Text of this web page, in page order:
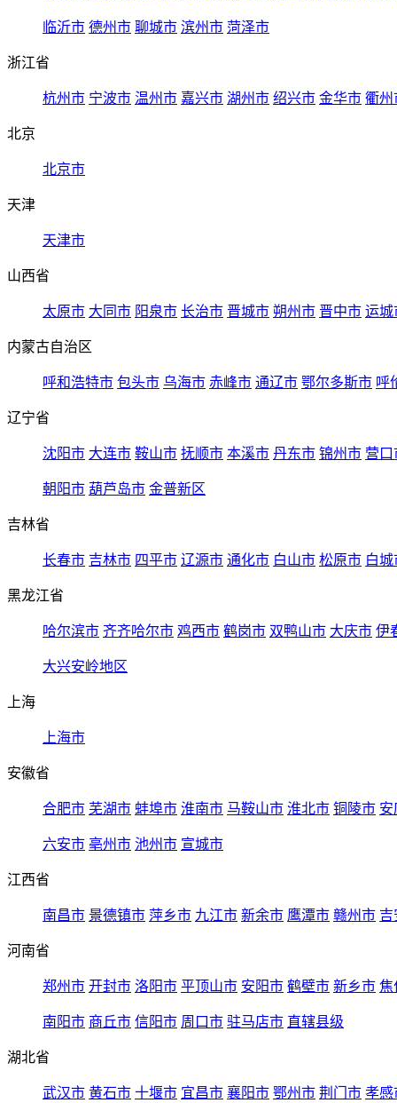
临沂市 德州市 聊城市 滨州市 菏泽市
浙江省
杭州市 宁波市 温州市 嘉兴市 湖州市 绍兴市 金华市 衢州
北京
北京市
天津
天津市
山西省
太原市 大同市 阳泉市 长治市 晋城市 朔州市 晋中市 运城
内蒙古自治区
呼和浩特市 包头市 乌海市 赤峰市 通辽市 鄂尔多斯市 呼
辽宁省
沈阳市 大连市 鞍山市 抚顺市 本溪市 丹东市 锦州市 营口
朝阳市 葫芦岛市 金普新区
吉林省
长春市 吉林市 四平市 辽源市 通化市 白山市 松原市 白城
黑龙江省
哈尔滨市 齐齐哈尔市 鸡西市 鹤岗市 双鸭山市 大庆市 伊
大兴安岭地区
上海
上海市
安徽省
合肥市 芜湖市 蚌埠市 淮南市 马鞍山市 淮北市 铜陵市 安
六安市 亳州市 池州市 宣城市
江西省
南昌市 景德镇市 萍乡市 九江市 新余市 鹰潭市 赣州市 吉
河南省
郑州市 开封市 洛阳市 平顶山市 安阳市 鹤壁市 新乡市 焦
南阳市 商丘市 信阳市 周口市 驻马店市 直辖县级
湖北省
武汉市 黄石市 十堰市 宜昌市 襄阳市 鄂州市 荆门市 孝感